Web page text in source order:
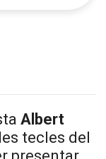
Albert
tecles del
presentar